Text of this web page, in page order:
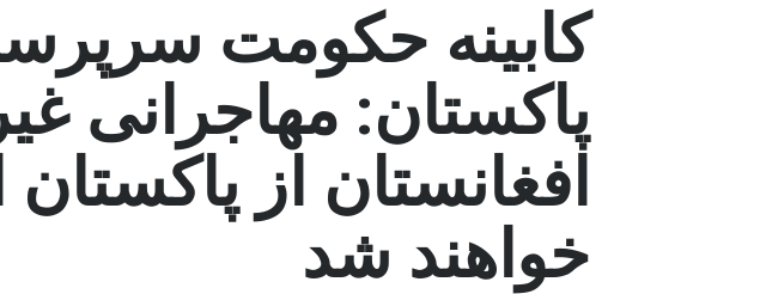
کابینه حکومت
پاکستان: مهاجرانی
افغانستان از
خواهند شد